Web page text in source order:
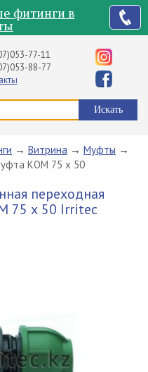
фитинги в
77-11
88-77
→ Витрина → Муфты →
КОМ 75 х 50
переходная
75 х 50 Irritec